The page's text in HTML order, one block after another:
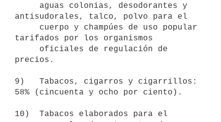
antisudorales, talco, polvo para el
tarifados por los organismos
precios.
9)   Tabacos, cigarros y cigarrillos:
58% (cincuenta y ocho por ciento).
10)  Tabacos elaborados para el